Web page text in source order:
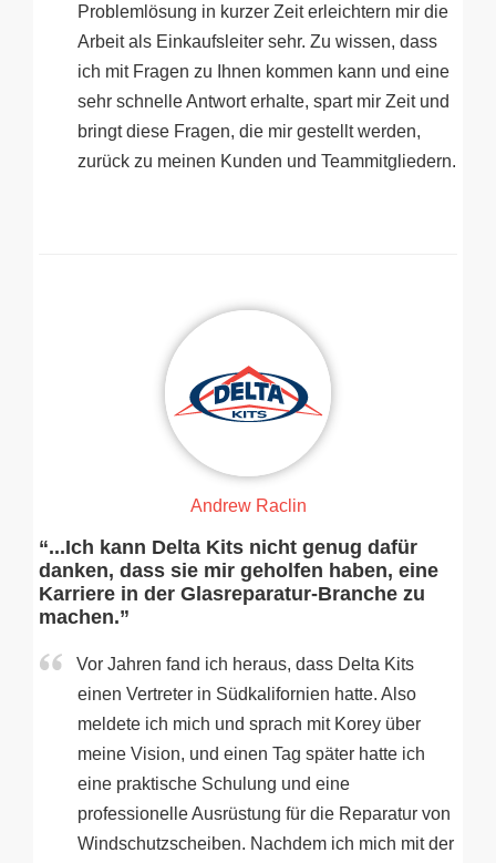
Problemlösung in kurzer Zeit erleichtern mir die
Arbeit als Einkaufsleiter sehr. Zu wissen, dass
ich mit Fragen zu Ihnen kommen kann und eine
sehr schnelle Antwort erhalte, spart mir Zeit und
bringt diese Fragen, die mir gestellt werden,
zurück zu meinen Kunden und Teammitgliedern.
Andrew Raclin
“...Ich kann Delta Kits nicht genug dafür
danken, dass sie mir geholfen haben, eine
Karriere in der Glasreparatur-Branche zu
machen.”
Vor Jahren fand ich heraus, dass Delta Kits
einen Vertreter in Südkalifornien hatte. Also
meldete ich mich und sprach mit Korey über
meine Vision, und einen Tag später hatte ich
eine praktische Schulung und eine
professionelle Ausrüstung für die Reparatur von
Windschutzscheiben. Nachdem ich mich mit der